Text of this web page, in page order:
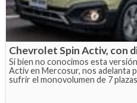
Chevrolet Spin Activ, con
Si bien no conocimos esta
Activ en Mercosur, nos adelanta
sufrir el monovolumen de 7